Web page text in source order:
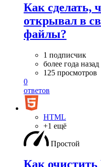
Как сделать,
открывал в
файлы?
1 подписчик
более года назад
125 просмотров
0
ответов
HTML
+1 ещё
Простой
Как